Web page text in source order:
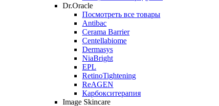
Dr.Oracle
Посмотреть все товары
Antibac
Cerama Barrier
Centellabiome
Dermasys
NiaBright
EPL
RetinoTightening
ReAGEN
Карбокситерапия
Image Skincare